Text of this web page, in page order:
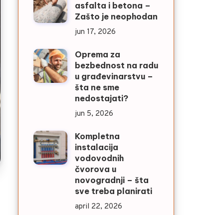
asfalta i betona –
Zašto je neophodan
jun 17, 2026
Oprema za
bezbednost na radu
u građevinarstvu –
šta ne sme
nedostajati?
jun 5, 2026
Kompletna
instalacija
vodovodnih
čvorova u
novogradnji – šta
sve treba planirati
april 22, 2026